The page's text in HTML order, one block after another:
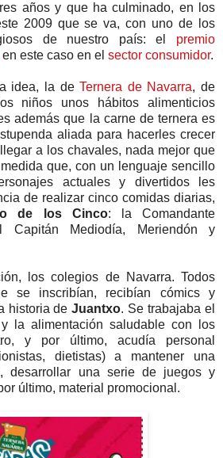
años y que ha culminado, en los
2009 que se va, con uno de los
de nuestro país: el premio
en este caso en el sector consumidor.
idea, la deTernera de Navarra, de
niños unos hábitos alimenticios
además que la carne de ternera es
aliada para hacerles crecer
a los chavales, nada mejor que
que, con un lenguaje sencillo
actuales y divertidos les
de realizar cinco comidas diarias,
de los Cinco: la Comandante
Capitán Mediodía, Meriendón y
los colegios de Navarra. Todos
se inscribían, recibían cómics y
historia deJuantxo. Se trabajaba el
la alimentación saludable con los
y por último, acudía personal
dietistas) a mantener una
desarrollar una serie de juegos y
último, material promocional.